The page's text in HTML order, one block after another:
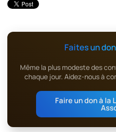
Faites un
Même la plus modeste des
chaque jour. Aidez-nous à
Faire un don à la